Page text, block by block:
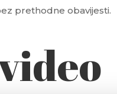
prethodne obavijesti.